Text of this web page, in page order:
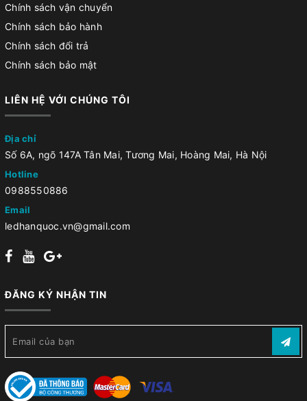
Chính sách vận chuyển
Chính sách bảo hành
Chính sách đổi trả
Chính sách bảo mật
LIÊN HỆ VỚI CHÚNG TÔI
Địa chỉ
Số 6A, ngõ 147A Tân Mai, Tương Mai, Hoàng Mai, Hà Nội
Hotline
0988550886
Email
ledhanquoc.vn@gmail.com
ĐĂNG KÝ NHẬN TIN